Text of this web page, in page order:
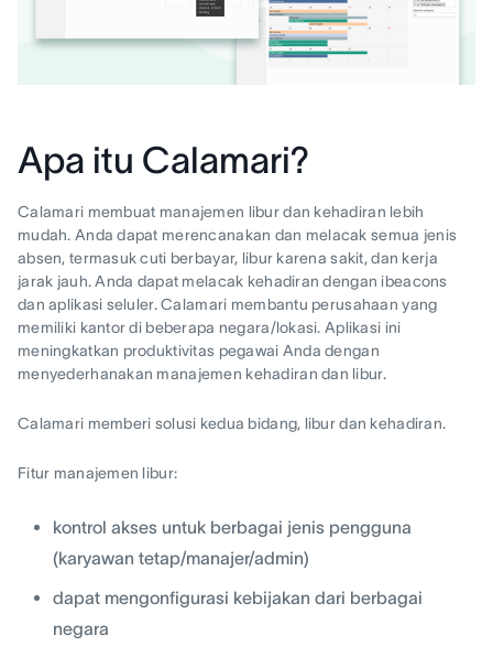
Apa itu Calamari?
Calamari membuat manajemen libur dan kehadiran lebih
mudah. Anda dapat merencanakan dan melacak semua jenis
absen, termasuk cuti berbayar, libur karena sakit, dan kerja
jarak jauh. Anda dapat melacak kehadiran dengan ibeacons
dan aplikasi seluler. Calamari membantu perusahaan yang
memiliki kantor di beberapa negara/lokasi. Aplikasi ini
meningkatkan produktivitas pegawai Anda dengan
menyederhanakan manajemen kehadiran dan libur.
Calamari memberi solusi kedua bidang, libur dan kehadiran.
Fitur manajemen libur:
kontrol akses untuk berbagai jenis pengguna
(karyawan tetap/manajer/admin)
dapat mengonfigurasi kebijakan dari berbagai
negara